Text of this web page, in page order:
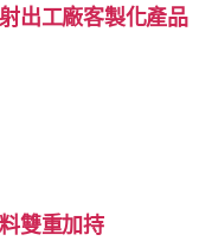
出工廠客製化產品
雙重加持